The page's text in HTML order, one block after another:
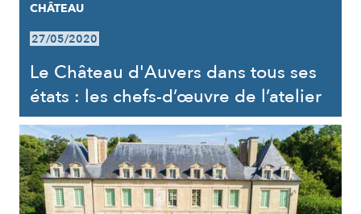
CHÂTEAU
27/05/2020
Le Château d'Auvers dans tous ses
états : les chefs-d’œuvre de l’atelier